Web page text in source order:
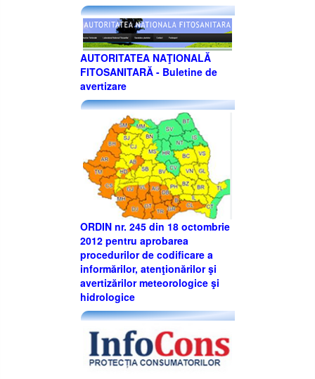
AUTORITATEA NAŢIONALĂ
FITOSANITARĂ - Buletine de
avertizare
ORDIN nr. 245 din 18 octombrie
2012 pentru aprobarea
procedurilor de codificare a
informărilor, atenţionărilor şi
avertizărilor meteorologice şi
hidrologice